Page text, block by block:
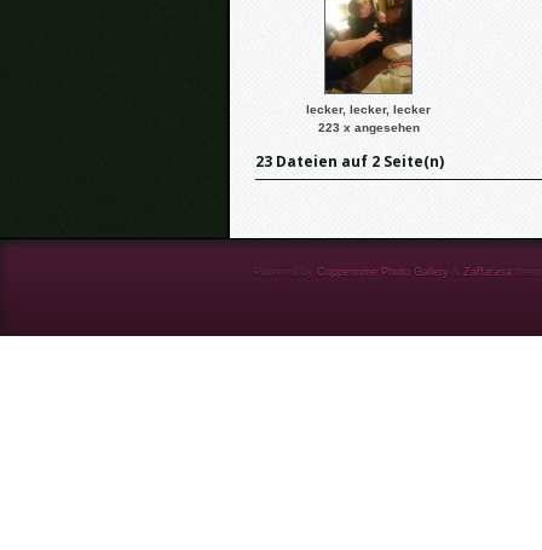
lecker, lecker, lecker
223 x angesehen
23 Dateien auf 2 Seite(n)
Powered by Coppermine Photo Gallery & Zaffatasa